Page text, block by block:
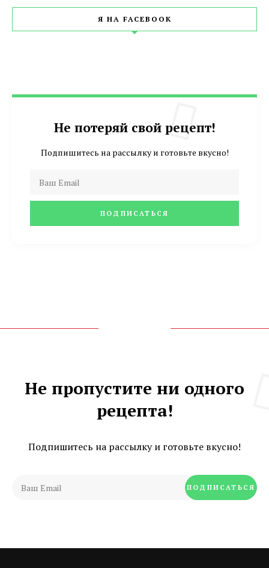
Я НА FACEBOOK
Не потеряй свой рецепт!
Подпишитесь на рассылку и готовьте вкусно!
Не пропустите ни одного
рецепта!
Подпишитесь на рассылку и готовьте вкусно!